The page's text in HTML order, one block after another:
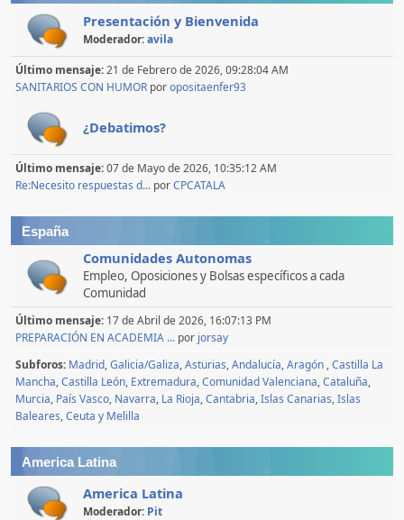
Presentación y Bienvenida
Moderador:avila
Último mensaje:21 de Febrero de 2026, 09:28:04 AM
SANITARIOS CON HUMOR poropositaenfer93
¿Debatimos?
Último mensaje:07 de Mayo de 2026, 10:35:12 AM
Re:Necesito respuestas d... porCPCATALA
España
Comunidades Autonomas
Empleo, Oposiciones y Bolsas específicos a cada
Comunidad
Último mensaje: 17 de Abril de 2026, 16:07:13 PM
PREPARACIÓN EN ACADEMIA ... por jorsay
Subforos Madrid Galicia/Galiza Asturias Andalucía Aragón Castilla La
Mancha Castilla León Extremadura Comunidad Valenciana Cataluña
Murcia País Vasco Navarra La Rioja Cantabria Islas Canarias Islas
Baleares Ceuta y Melilla
America Latina
America Latina
Moderador: Pit